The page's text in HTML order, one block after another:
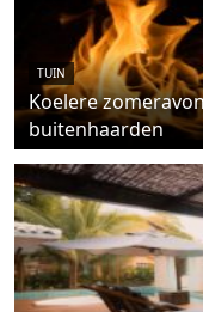
TUIN
Koelere
buitenhaarden